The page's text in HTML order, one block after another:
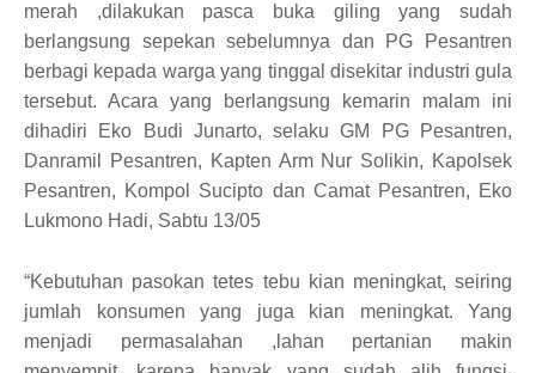
merah ,dilakukan pasca buka giling yang sudah
berlangsung sepekan sebelumnya dan PG Pesantren
berbagi kepada warga yang tinggal disekitar industri gula
tersebut. Acara yang berlangsung kemarin malam ini
dihadiri Eko Budi Junarto, selaku GM PG Pesantren,
Danramil Pesantren, Kapten Arm Nur Solikin, Kapolsek
Pesantren, Kompol Sucipto dan Camat Pesantren, Eko
Lukmono Hadi, Sabtu 13/05
“Kebutuhan pasokan tetes tebu kian meningkat, seiring
jumlah konsumen yang juga kian meningkat. Yang
menjadi permasalahan ,lahan pertanian makin